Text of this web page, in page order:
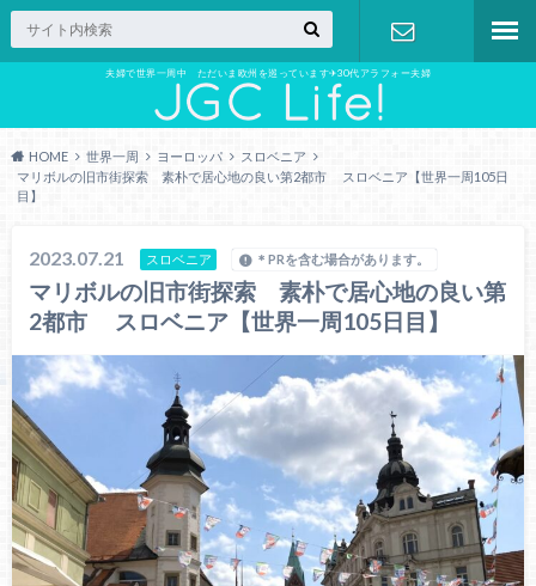
夫婦で世界一周中 ただいま欧州を巡っています✈︎30代アラフォー夫婦
お問い合わ
HOME 世界一周 ヨーロッパ
スロベニア
マリボルの旧市街探索 素朴で居心地の良い第2都市 スロベニア【世界一周105日
目】
2023.07.21 スロベニア ＊PRを含む場合があります。
マリボルの旧市街探索 素朴で居心地の良い第
2都市 スロベニア【世界一周105日目】